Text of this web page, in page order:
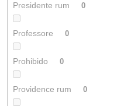
Presidente rum 0
Professore 0
Prohibido 0
Providence rum 0